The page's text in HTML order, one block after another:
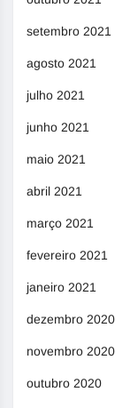
setembro 2021
agosto 2021
julho 2021
junho 2021
maio 2021
abril 2021
março 2021
fevereiro 2021
janeiro 2021
dezembro 2020
novembro 2020
outubro 2020